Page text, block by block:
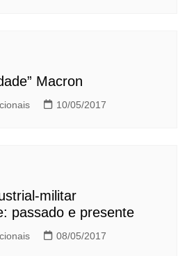
Macron
10/05/2017
militar
passado e presente
08/05/2017